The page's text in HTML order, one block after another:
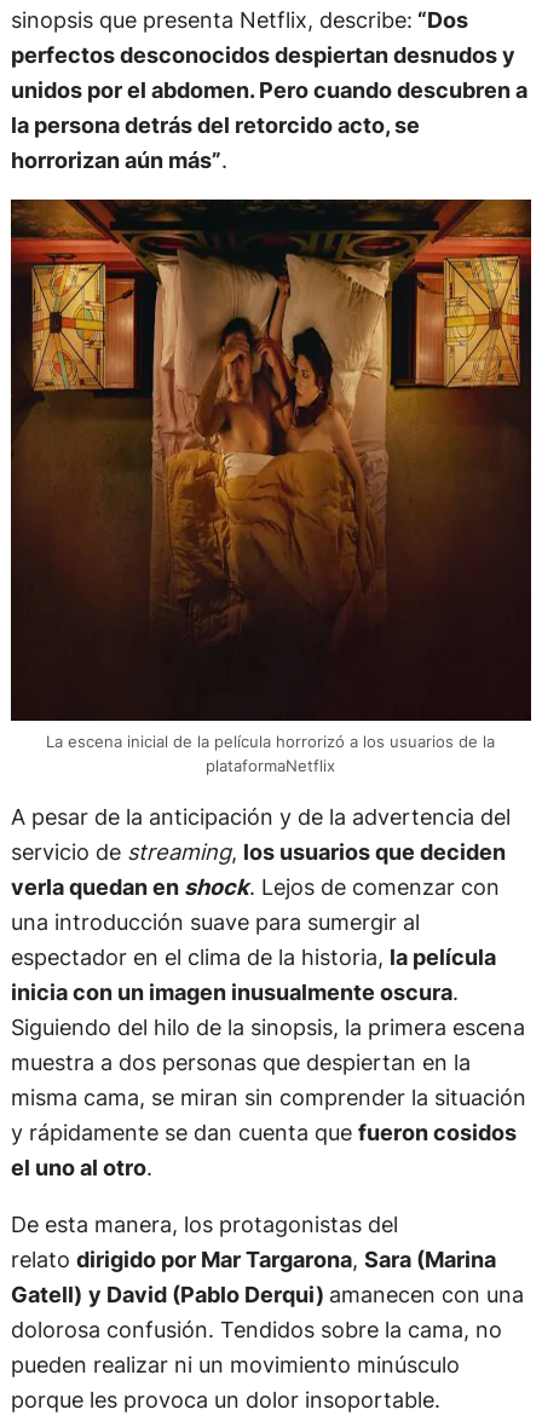
sinopsis que presenta Netflix, describe: “Dos
perfectos desconocidos despiertan desnudos y
unidos por el abdomen. Pero cuando descubren a
la persona detrás del retorcido acto, se
horrorizan aún más”.
La escena inicial de la película horrorizó a los usuarios de la
plataformaNetflix
A pesar de la anticipación y de la advertencia del
servicio de streaming, los usuarios que deciden
verla quedan en shock. Lejos de comenzar con
una introducción suave para sumergir al
espectador en el clima de la historia, la película
inicia con un imagen inusualmente oscura.
Siguiendo del hilo de la sinopsis, la primera escena
muestra a dos personas que despiertan en la
misma cama, se miran sin comprender la situación
y rápidamente se dan cuenta que fueron cosidos
el uno al otro.
De esta manera, los protagonistas del
relato dirigido por Mar Targarona, Sara (Marina
Gatell) y David (Pablo Derqui) amanecen con una
dolorosa confusión. Tendidos sobre la cama, no
pueden realizar ni un movimiento minúsculo
porque les provoca un dolor insoportable.